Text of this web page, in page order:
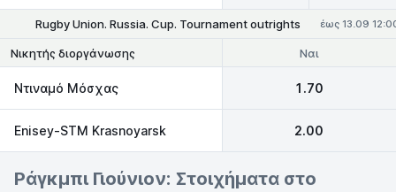
Rugby Union. Russia. Cup. Tournament outrights έως 13.09
Νικητής διοργάνωσης Ναι
Ντιναμό Μόσχας 1.70
Enisey-STM Krasnoyarsk 2.00
Ράγκμπι Γιούνιον: Στοιχήματα στο